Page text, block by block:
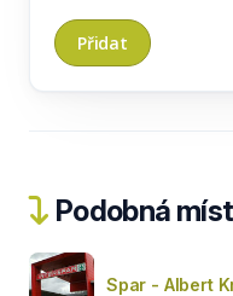
Podobná
Spar - Albert